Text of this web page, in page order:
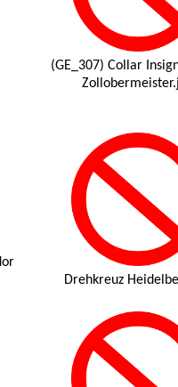
(GE_307) Collar
Drehkreuz